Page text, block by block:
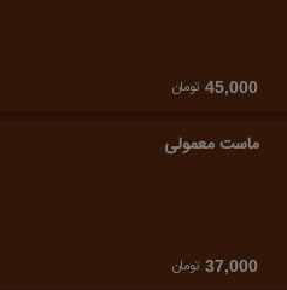
45,000 تومان
ماست معمولی
37,000 تومان